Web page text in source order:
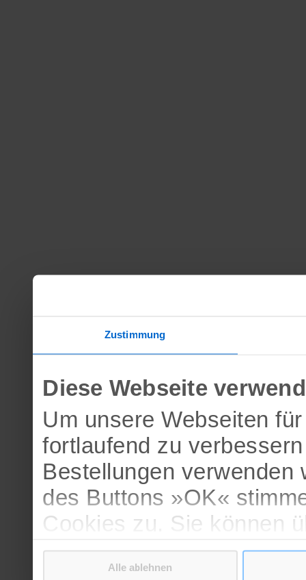
Zustimmung
Diese Webseite
Um unsere Webseiten
fortlaufend zu
Bestellungen
des Buttons »OK«
Cookies zu. Sie können
verschiedenen Cookies
Alle ablehnen